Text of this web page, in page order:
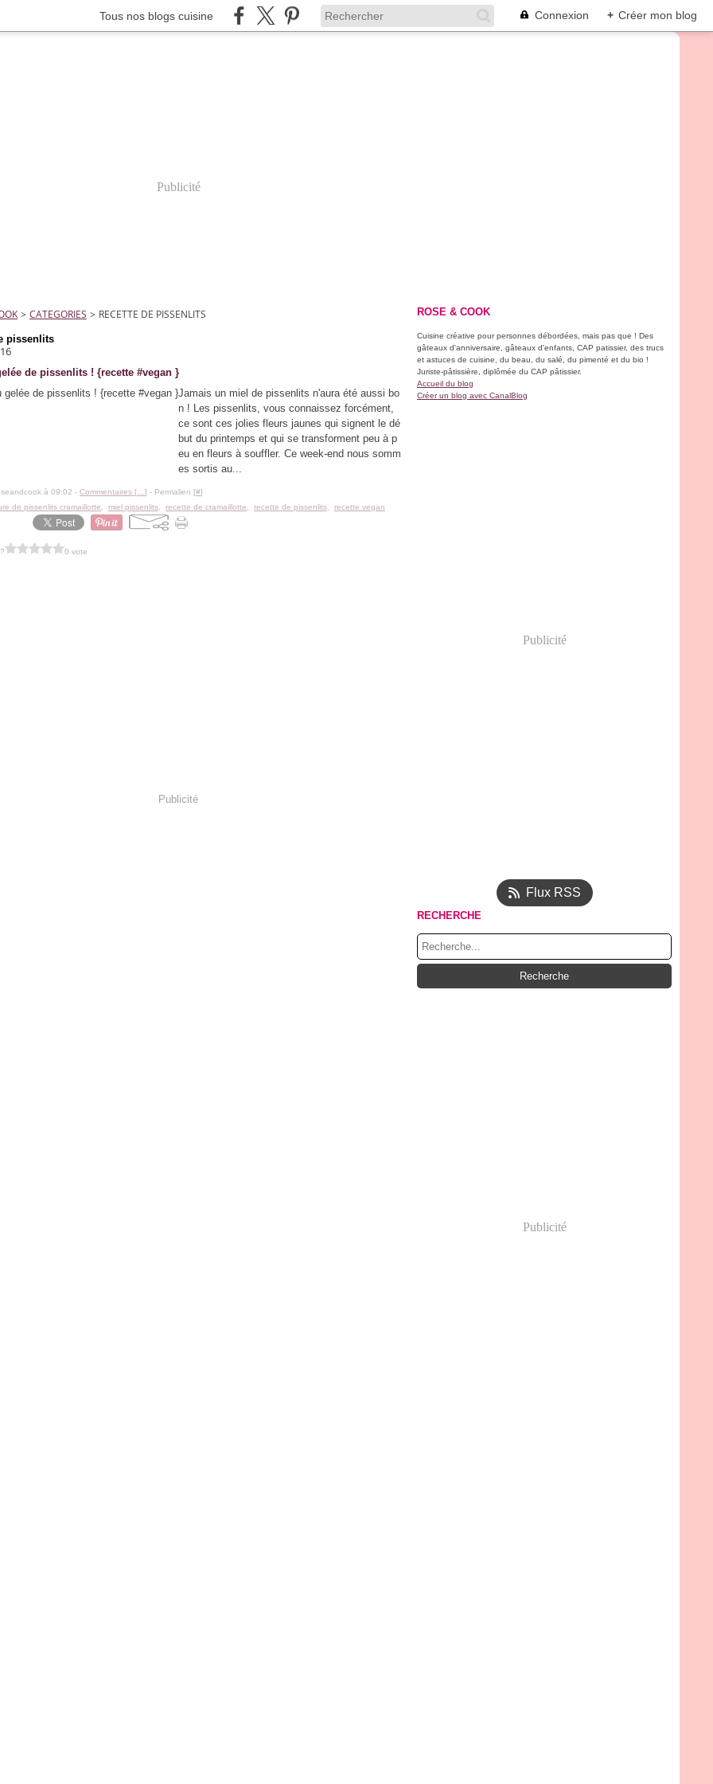
Tous nos blogs cuisine Connexion + Créer mon blog
Publicité
> CATEGORIES > RECETTE DE PISSENLITS
pissenlits
de pissenlits ! {recette #vegan }
Jamais un miel de pissenlits n'aura été aussi bo
n ! Les pissenlits, vous connaissez forcément,
ce sont ces jolies fleurs jaunes qui signent le dé
but du printemps et qui se transforment peu à p
eu en fleurs à souffler. Ce week-end nous somm
es sortis au...
à 09:02 - Commentaires [ ] - Permalien [#]
de pissenlits cramaillotte miel pissenlits recette de cramaillotte recette de pissenlits recette vegan
0 vote
Publicité
ROSE & COOK
Cuisine créative pour personnes débordées, mais pas que ! Des
gâteaux d'anniversaire, gâteaux d'enfants, CAP patissier, des trucs
et astuces de cuisine, du beau, du salé, du pimenté et du bio !
Juriste-pâtissière, diplômée du CAP pâtissier.
Accueil du blog
Créer un blog avec CanalBlog
Publicité
Flux RSS
RECHERCHE
Publicité